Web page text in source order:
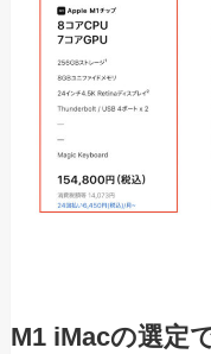
M1 iMacの選定